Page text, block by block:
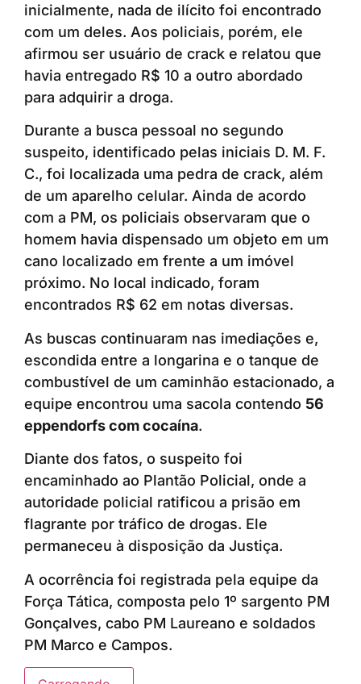
inicialmente, nada de ilícito foi encontrado
com um deles. Aos policiais, porém, ele
afirmou ser usuário de crack e relatou que
havia entregado R$ 10 a outro abordado
para adquirir a droga.
Durante a busca pessoal no segundo
suspeito, identificado pelas iniciais D. M. F.
C., foi localizada uma pedra de crack, além
de um aparelho celular. Ainda de acordo
com a PM, os policiais observaram que o
homem havia dispensado um objeto em um
cano localizado em frente a um imóvel
próximo. No local indicado, foram
encontrados R$ 62 em notas diversas.
As buscas continuaram nas imediações e,
escondida entre a longarina e o tanque de
combustível de um caminhão estacionado, a
equipe encontrou uma sacola contendo 56
eppendorfs com cocaína.
Diante dos fatos, o suspeito foi
encaminhado ao Plantão Policial, onde a
autoridade policial ratificou a prisão em
flagrante por tráfico de drogas. Ele
permaneceu à disposição da Justiça.
A ocorrência foi registrada pela equipe da
Força Tática, composta pelo 1º sargento PM
Gonçalves, cabo PM Laureano e soldados
PM Marco e Campos.